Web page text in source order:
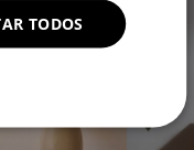
TODOS